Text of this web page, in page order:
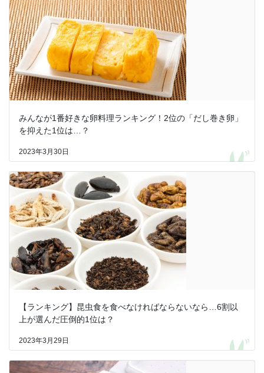
みんなが1番好きな卵料理ランキング！2位の「だし巻き卵」
を抑えた1位は…？
2023年3月30日
【ランキング】昆虫食を食べなければならないなら…6割以
上が選んだ圧倒的1位は？
2023年3月29日